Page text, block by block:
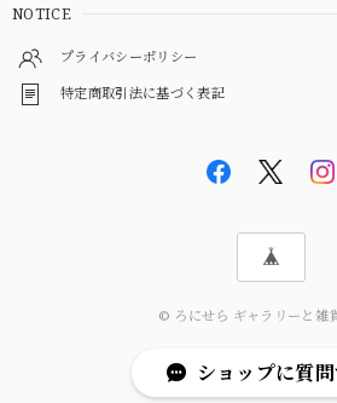
NOTICE
プライバシーポリシー
特定商取引法に基づく表記
© ろにせら ギャラリーと雑
ショップに質